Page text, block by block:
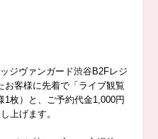
ジヴァンガード渋谷B2Fレジ
お客様に先着で「ライブ観覧
1枚）と、ご予約代金1,000円
上げます。